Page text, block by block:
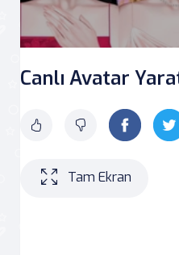
Canlı Avatar
Tam Ekran